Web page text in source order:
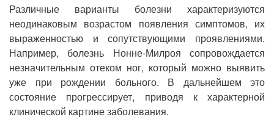
Различные варианты болезни характеризуются
неодинаковым возрастом появления симптомов, их
выраженностью и сопутствующими проявлениями.
Например, болезнь Нонне-Милроя сопровождается
незначительным отеком ног, который можно выявить
уже при рождении больного. В дальнейшем это
состояние прогрессирует, приводя к характерной
клинической картине заболевания.